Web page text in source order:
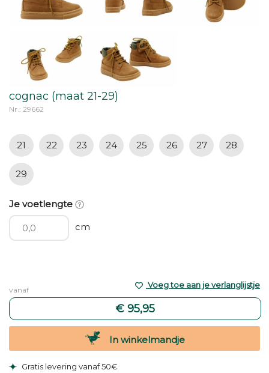
cognac (maat 21-29)
Nr.: 29662
21 22 23 24 25 26 27 28
29
Je voetlengte
cm
vanaf
€ 95,95
Voeg toe aan je verlanglijstje
In winkelmandje
Gratis levering vanaf 50€